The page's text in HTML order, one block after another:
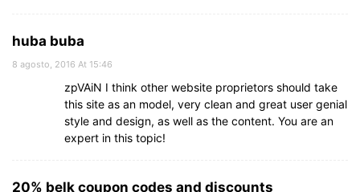
huba buba
8 agosto, 2016 At 15:46
zpVAiN I think other website proprietors should take
this site as an model, very clean and great user genial
style and design, as well as the content. You are an
expert in this topic!
20% belk coupon codes and discounts